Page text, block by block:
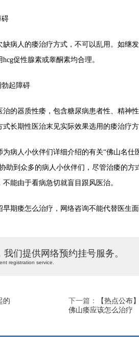
人的痿治疗方式，不可以乱用。如继
促性腺素或睾酮素均合理。
起障碍
器质性痿，包含糖尿病患者性、精神
式长期性医治末见实际效果选用的痿治疗
人小伙伴们详细介绍的有关“佛山名仕
助到众多的病人小伙伴们，尽管治痿的方
能由于看病急切就盲目跟风医治。
痿怎么治疗，网络咨询不能代替医生
们提供网络预约挂号服务。
registration service.
的 下一篇：
【热点公布
佛山痿应该怎么治疗